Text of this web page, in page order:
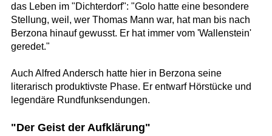
das Leben im "Dichterdorf": "Golo hatte eine besondere
Stellung, weil, wer Thomas Mann war, hat man bis nach
Berzona hinauf gewusst. Er hat immer vom 'Wallenstein'
geredet."
Auch Alfred Andersch hatte hier in Berzona seine
literarisch produktivste Phase. Er entwarf Hörstücke und
legendäre Rundfunksendungen.
"Der Geist der Aufklärung"